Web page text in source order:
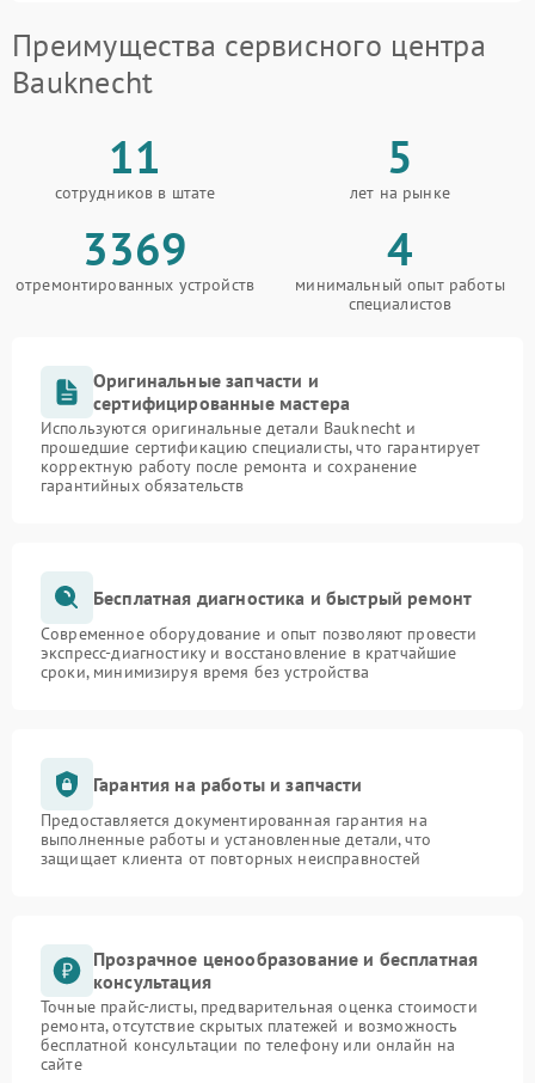
Преимущества сервисного центра
Bauknecht
11
сотрудников в штате
5
лет на рынке
3369
отремонтированных устройств
4
минимальный опыт работы
специалистов
Оригинальные запчасти и
сертифицированные мастера
Используются оригинальные детали Bauknecht и
прошедшие сертификацию специалисты, что гарантирует
корректную работу после ремонта и сохранение
гарантийных обязательств
Бесплатная диагностика и быстрый ремонт
Современное оборудование и опыт позволяют провести
экспресс-диагностику и восстановление в кратчайшие
сроки, минимизируя время без устройства
Гарантия на работы и запчасти
Предоставляется документированная гарантия на
выполненные работы и установленные детали, что
защищает клиента от повторных неисправностей
Прозрачное ценообразование и бесплатная
консультация
Точные прайс-листы, предварительная оценка стоимости
ремонта, отсутствие скрытых платежей и возможность
бесплатной консультации по телефону или онлайн на
сайте